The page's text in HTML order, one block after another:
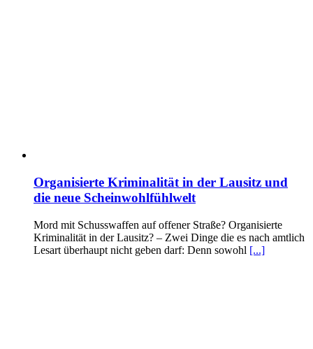
Organisierte Kriminalität in der Lausitz und
die neue Scheinwohlfühlwelt
Mord mit Schusswaffen auf offener Straße? Organisierte
Kriminalität in der Lausitz? – Zwei Dinge die es nach amtlich
Lesart überhaupt nicht geben darf: Denn sowohl [...]